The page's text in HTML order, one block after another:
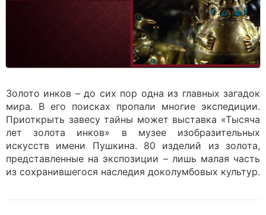
Золото инков – до сих пор одна из главных загадок
мира. В его поисках пропали многие экспедиции.
Приоткрыть завесу тайны может выставка «Тысяча
лет золота инков» в музее изобразительных
искусств имени Пушкина. 80 изделий из золота,
представленные на экспозиции – лишь малая часть
из сохранившегося наследия доколумбовых культур.